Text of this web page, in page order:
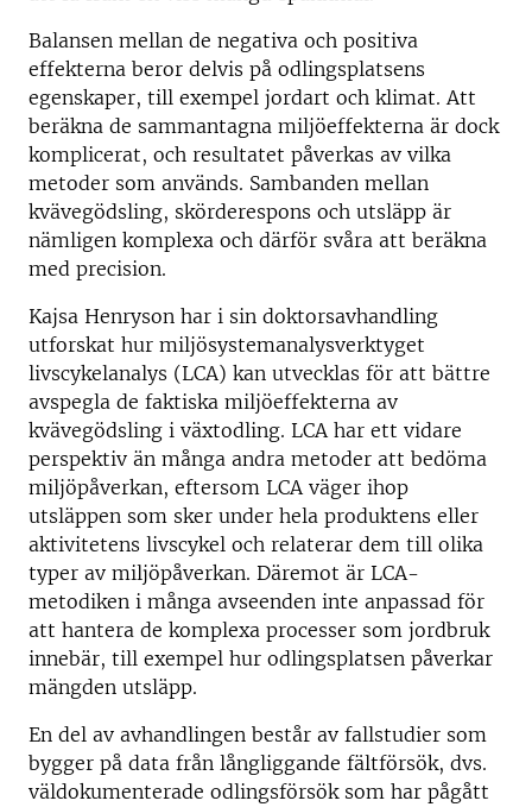
Balansen mellan de negativa och positiva
effekterna beror delvis på odlingsplatsens
egenskaper, till exempel jordart och klimat. Att
beräkna de sammantagna miljöeffekterna är dock
komplicerat, och resultatet påverkas av vilka
metoder som används. Sambanden mellan
kvävegödsling, skörderespons och utsläpp är
nämligen komplexa och därför svåra att beräkna
med precision.
Kajsa Henryson har i sin doktorsavhandling
utforskat hur miljösystemanalysverktyget
livscykelanalys (LCA) kan utvecklas för att bättre
avspegla de faktiska miljöeffekterna av
kvävegödsling i växtodling. LCA har ett vidare
perspektiv än många andra metoder att bedöma
miljöpåverkan, eftersom LCA väger ihop
utsläppen som sker under hela produktens eller
aktivitetens livscykel och relaterar dem till olika
typer av miljöpåverkan. Däremot är LCA-
metodiken i många avseenden inte anpassad för
att hantera de komplexa processer som jordbruk
innebär, till exempel hur odlingsplatsen påverkar
mängden utsläpp.
En del av avhandlingen består av fallstudier som
bygger på data från långliggande fältförsök, dvs.
väldokumenterade odlingsförsök som har pågått